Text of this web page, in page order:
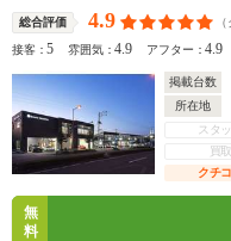
総合評価 4.9
接客：5 雰囲気：4.9 アフター：4.9
掲載台数
所在地
スタ
買取
クチ
無
料